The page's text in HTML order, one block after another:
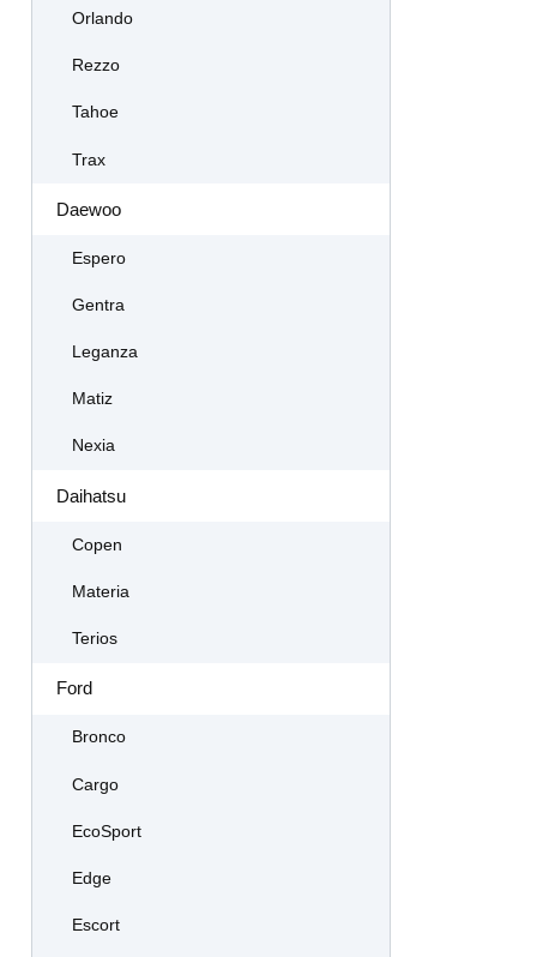
Orlando
Rezzo
Tahoe
Trax
Daewoo
Espero
Gentra
Leganza
Matiz
Nexia
Daihatsu
Copen
Materia
Terios
Ford
Bronco
Cargo
EcoSport
Edge
Escort